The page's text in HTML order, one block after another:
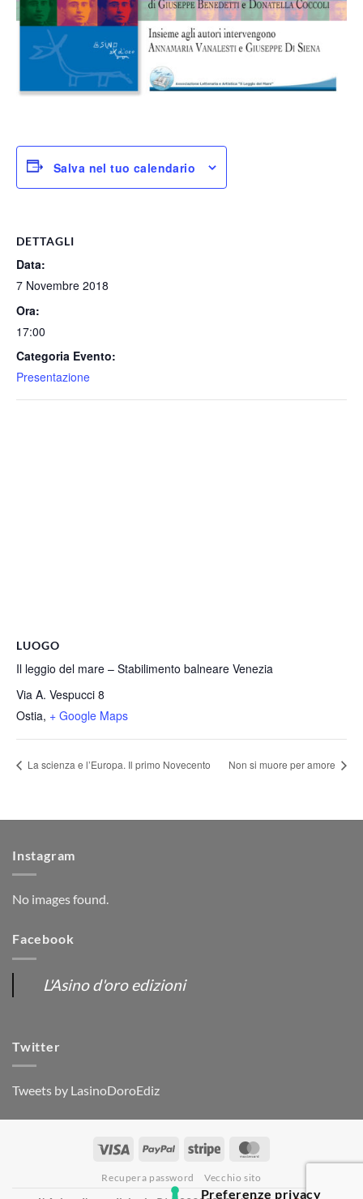
Salva nel tuo calendario
DETTAGLI
Data:
7 Novembre 2018
Ora:
17:00
Categoria Evento:
Presentazione
LUOGO
Il leggio del mare – Stabilimento balneare Venezia
Via A. Vespucci 8
Ostia, + Google Maps
La scienza e l’Europa. Il primo Novecento Non si muore per amore
Instagram
No images found.
Facebook
L'Asino d'oro edizioni
Twitter
Tweets by LasinoDoroEdiz
Visa PayPal Stripe
Recupera password Vecchio sito